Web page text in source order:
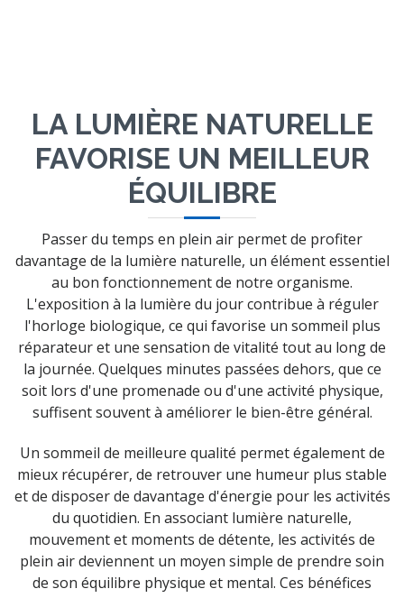
LA LUMIÈRE NATURELLE
FAVORISE UN MEILLEUR
ÉQUILIBRE
Passer du temps en plein air permet de profiter
davantage de la lumière naturelle, un élément essentiel
au bon fonctionnement de notre organisme.
L'exposition à la lumière du jour contribue à réguler
l'horloge biologique, ce qui favorise un sommeil plus
réparateur et une sensation de vitalité tout au long de
la journée. Quelques minutes passées dehors, que ce
soit lors d'une promenade ou d'une activité physique,
suffisent souvent à améliorer le bien-être général.
Un sommeil de meilleure qualité permet également de
mieux récupérer, de retrouver une humeur plus stable
et de disposer de davantage d'énergie pour les activités
du quotidien. En associant lumière naturelle,
mouvement et moments de détente, les activités de
plein air deviennent un moyen simple de prendre soin
de son équilibre physique et mental. Ces bénéfices